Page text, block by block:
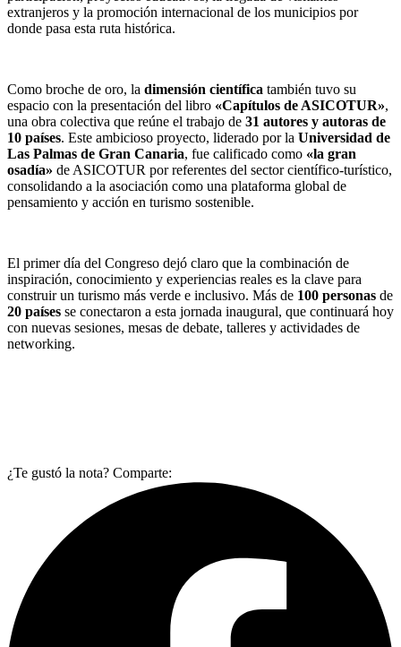
extranjeros y la promoción internacional de los municipios por
donde pasa esta ruta histórica.
Como broche de oro, la dimensión científica también tuvo su
espacio con la presentación del libro «Capítulos de ASICOTUR»,
una obra colectiva que reúne el trabajo de 31 autores y autoras de
10 países. Este ambicioso proyecto, liderado por la Universidad de
Las Palmas de Gran Canaria, fue calificado como «la gran
osadía» de ASICOTUR por referentes del sector científico-turístico,
consolidando a la asociación como una plataforma global de
pensamiento y acción en turismo sostenible.
El primer día del Congreso dejó claro que la combinación de
inspiración, conocimiento y experiencias reales es la clave para
construir un turismo más verde e inclusivo. Más de 100 personas de
20 países se conectaron a esta jornada inaugural, que continuará hoy
con nuevas sesiones, mesas de debate, talleres y actividades de
networking.
¿Te gustó la nota? Comparte: